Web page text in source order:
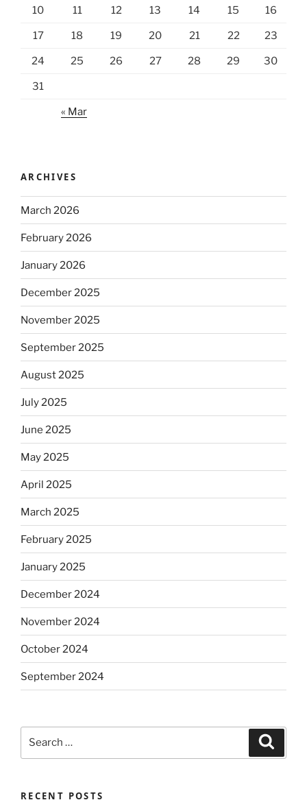
10 11 12 13 14 15 16
17 18 19 20 21 22 23
24 25 26 27 28 29 30
31
« Mar
ARCHIVES
March 2026
February 2026
January 2026
December 2025
November 2025
September 2025
August 2025
July 2025
June 2025
May 2025
April 2025
March 2025
February 2025
January 2025
December 2024
November 2024
October 2024
September 2024
RECENT POSTS